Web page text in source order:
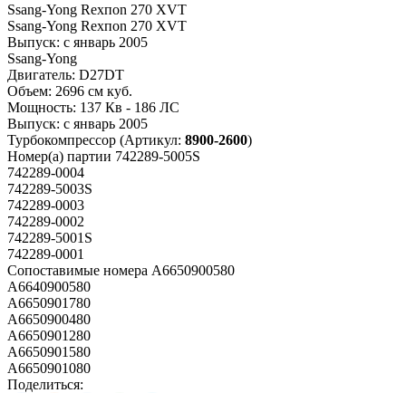
Ssang-Yong Rexпоn 270 XVT
Ssang-Yong Rexпоn 270 XVT
Выпуск: с январь 2005
Ssang-Yong
Двигатель: D27DT
Объем: 2696 см куб.
Мощность: 137 Кв - 186 ЛС
Выпуск: с январь 2005
Турбокомпрессор (Артикул: 8900-2600)
Номер(а) партии 742289-5005S
742289-0004
742289-5003S
742289-0003
742289-0002
742289-5001S
742289-0001
Сопоставимые номера A6650900580
A6640900580
A6650901780
A6650900480
A6650901280
A6650901580
A6650901080
Поделиться: